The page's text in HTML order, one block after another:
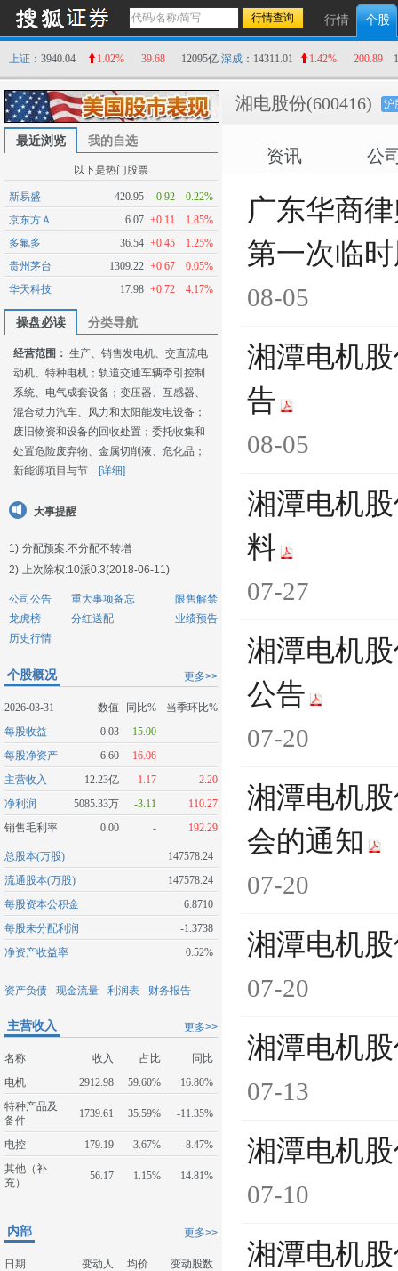
行情 个股
上证 ：3940.04 1.02% 39.68 12095亿 深成 ：14311.01 1.42% 200.89
最近浏览 我的自选
以下是热门股票
新易盛 420.95 -0.92 -0.22%
京东方Ａ
6.07 +0.11
1.85%
多氟多
36.54 +0.45
1.25%
贵州茅台
1309.22 +0.67
0.05%
华天科技
17.98 +0.72 4.17%
操盘必读 分类导航
经营范围： 生产、销售发电机、交直流电
动机、特种电机；轨道交通车辆牵引控制
系统、电气成套设备；变压器、互感器、
混合动力汽车、风力和太阳能发电设备；
废旧物资和设备的回收处置；委托收集和
处置危险废弃物、金属切削液、危化品；
新能源项目与节... [详细]
大事提醒
1) 分配预案:不分配不转增
2) 上次除权:10派0.3(2018-06-11)
公司公告 重大事项备忘
限售解禁
龙虎榜
分红送配
业绩预告
历史行情
更多>>
个股概况
2026-03-31 数值 同比%
当季环比%
每股收益
0.03 -15.00
-
每股净资产
6.60 16.06
-
主营收入
12.23亿 1.17
2.20
净利润
5085.33万 -3.11
110.27
销售毛利率
0.00 - 192.29
总股本(万股)
147578.24
流通股本(万股)
147578.24
每股资本公积金
6.8710
每股未分配利润
-1.3738
净资产收益率
0.52%
资产负债 现金流量 利润表 财务报告
更多>>
主营收入
名称 收入 占比
同比
电机
2912.98 59.60%
16.80%
特种产品及
备件
1739.61 35.59% -11.35%
电控 179.19 3.67%
-8.47%
其他（补
充）
56.17 1.15% 14.81%
更多>>
内部
日期 变动人 均价
变动股数
湘电股份(600416) 沪
资讯 公
广东华商
第一次临
08-05
湘潭电机
告
08-05
湘潭电机
料
07-27
湘潭电机
公告
07-20
湘潭电机
会的通知
07-20
湘潭电机
07-20
湘潭电机
07-13
湘潭电机
07-10
湘潭电机